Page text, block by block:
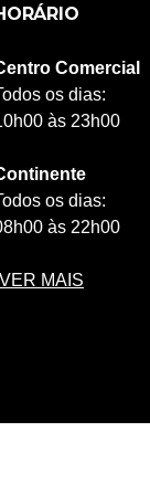
Comercial
os dias:
às 23h00
os dias:
às 22h00
VER MAIS